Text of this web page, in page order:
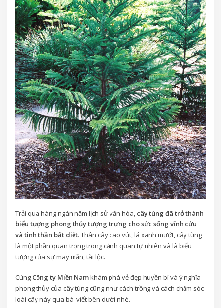
Trải qua hàng ngàn năm lịch sử văn hóa, cây tùng đã trở thành
biểu tượng phong thủy tượng trưng cho sức sống vĩnh cửu
và tinh thần bất diệt. Thân cây cao vút, lá xanh mướt, cây tùng
là một phần quan trọng trong cảnh quan tự nhiên và là biểu
tượng của sự may mắn, tài lộc.
Cùng Công ty Miền Namkhám phá vẻ đẹp huyền bí và ý nghĩa
phong thủy của cây tùng cũng như cách trồng và cách chăm sóc
loài cây này qua bài viết bên dưới nhé.